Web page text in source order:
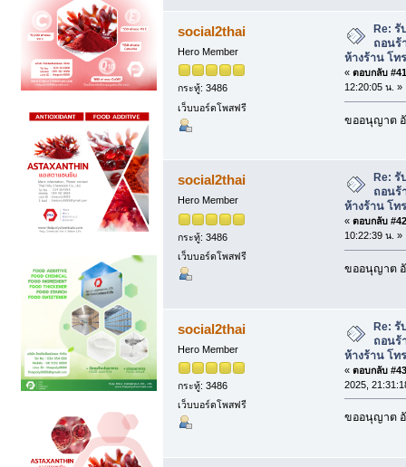
social2thai
Hero Member
กระทู้: 3486
เว็บบอร์ดโพสฟรี
Re: รั
ถอนร้
ห้างร้าน โท
« ตอบกลับ
12:20:05 น. »
ขออนุญาต
social2thai
Hero Member
กระทู้: 3486
เว็บบอร์ดโพสฟรี
Re: รั
ถอนร้
ห้างร้าน โท
« ตอบกลับ
10:22:39 น. »
ขออนุญาต
social2thai
Hero Member
กระทู้: 3486
เว็บบอร์ดโพสฟรี
Re: รั
ถอนร้
ห้างร้าน โท
« ตอบกลับ
2025,
ขออนุญาต